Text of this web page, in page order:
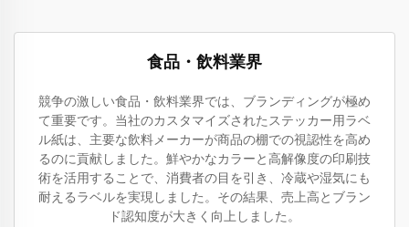
食品・飲料業界
競争の激しい食品・飲料業界では、ブランディングが極め
て重要です。当社のカスタマイズされたステッカー用ラベ
ル紙は、主要な飲料メーカーが商品の棚での視認性を高め
るのに貢献しました。鮮やかなカラーと高解像度の印刷技
術を活用することで、消費者の目を引き、冷蔵や湿気にも
耐えるラベルを実現しました。その結果、売上高とブラン
ド認知度が大きく向上しました。